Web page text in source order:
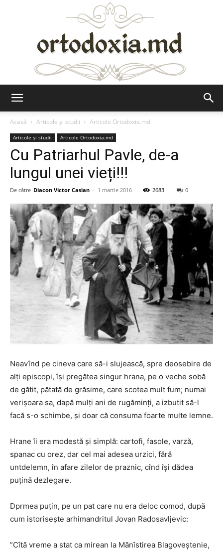
Acasă
Articole şi studii Articole Ortodoxia.md
Articole şi studii Articole Ortodoxia.md
Cu Patriarhul Pavle, de-a
lungul unei vieți!!!
De către Diacon Victor Casian - 1 martie 2016 2683 0
Neavînd pe cineva care să-i slujească, spre deosebire de
alți episcopi, își pregătea singur hrana, pe o veche sobă
de gătit, pătată de grăsime, care scotea mult fum; numai
verișoara sa, dapă mulți ani de rugăminți, a izbutit să-l
facă s-o schimbe, și doar că consuma foarte multe lemne.
Hrane îi era modestă și simplă: cartofi, fasole, varză,
spanac cu orez, dar cel mai adesea urzici, fără
untdelemn, în afare zilelor de praznic, cînd își dădea
puțină dezlegare.
Dprmea puțin, pe un pat care nu era deloc comod, după
cum istorisește arhimandritul Jovan Radosavljevic:
”Cîtă vreme a stat ca mirean la Mănîstirea Blagoveștenie,